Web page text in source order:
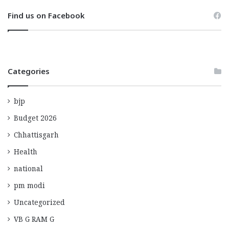
Find us on Facebook
Categories
bjp
Budget 2026
Chhattisgarh
Health
national
pm modi
Uncategorized
VB G RAM G